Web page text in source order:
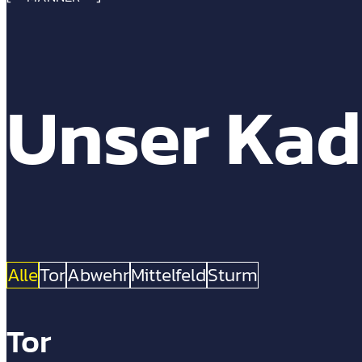
Unser
AlleTorAbwehrMittelfeldSturm
Tor